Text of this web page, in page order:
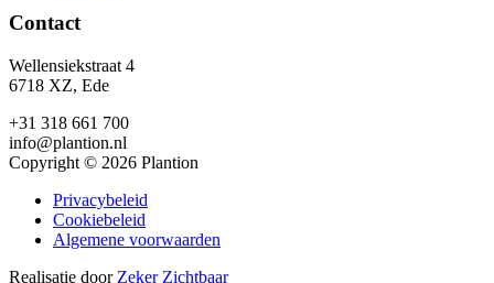
Contact
Wellensiekstraat 4
6718 XZ, Ede
+31 318 661 700
info@plantion.nl
Copyright © 2026 Plantion
Privacybeleid
Cookiebeleid
Algemene voorwaarden
Realisatie door Zeker Zichtbaar